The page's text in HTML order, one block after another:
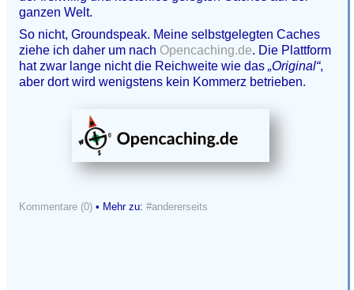
ganzen Welt.
So nicht, Groundspeak. Meine selbstgelegten Caches
ziehe ich daher um nach Opencaching.de. Die Plattform
hat zwar lange nicht die Reichweite wie das „Original“,
aber dort wird wenigstens kein Kommerz betrieben.
Kommentare (0) • Mehr zu: #andererseits